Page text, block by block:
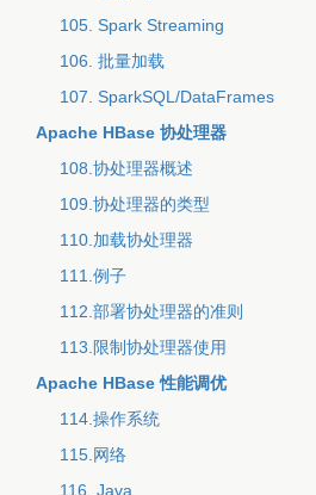
105. Spark Streaming
106. 批量加载
107. SparkSQL/DataFrames
Apache HBase 协处理器
108.协处理器概述
109.协处理器的类型
110.加载协处理器
111.例子
112.部署协处理器的准则
113.限制协处理器使用
Apache HBase 性能调优
114.操作系统
115.网络
116. Java